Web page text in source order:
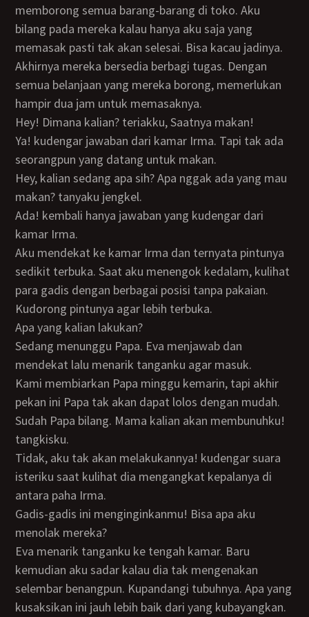
memborong semua barang-barang di toko. Aku
bilang pada mereka kalau hanya aku saja yang
memasak pasti tak akan selesai. Bisa kacau jadinya.
Akhirnya mereka bersedia berbagi tugas. Dengan
semua belanjaan yang mereka borong, memerlukan
hampir dua jam untuk memasaknya.
Hey! Dimana kalian? teriakku, Saatnya makan!
Ya! kudengar jawaban dari kamar Irma. Tapi tak ada
seorangpun yang datang untuk makan.
Hey, kalian sedang apa sih? Apa nggak ada yang mau
makan? tanyaku jengkel.
Ada! kembali hanya jawaban yang kudengar dari
kamar Irma.
Aku mendekat ke kamar Irma dan ternyata pintunya
sedikit terbuka. Saat aku menengok kedalam, kulihat
para gadis dengan berbagai posisi tanpa pakaian.
Kudorong pintunya agar lebih terbuka.
Apa yang kalian lakukan?
Sedang menunggu Papa. Eva menjawab dan
mendekat lalu menarik tanganku agar masuk.
Kami membiarkan Papa minggu kemarin, tapi akhir
pekan ini Papa tak akan dapat lolos dengan mudah.
Sudah Papa bilang. Mama kalian akan membunuhku!
tangkisku.
Tidak, aku tak akan melakukannya! kudengar suara
isteriku saat kulihat dia mengangkat kepalanya di
antara paha Irma.
Gadis-gadis ini menginginkanmu! Bisa apa aku
menolak mereka?
Eva menarik tanganku ke tengah kamar. Baru
kemudian aku sadar kalau dia tak mengenakan
selembar benangpun. Kupandangi tubuhnya. Apa yang
kusaksikan ini jauh lebih baik dari yang kubayangkan.